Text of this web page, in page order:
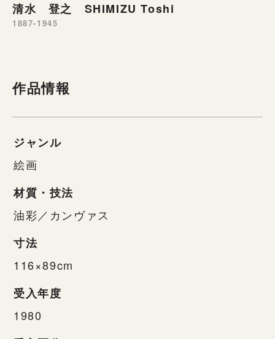
清水 登之 SHIMIZU Toshi
1887-1945
作品情報
ジャンル
絵画
材質・技法
油彩／カンヴァス
寸法
116×89cm
受入年度
1980